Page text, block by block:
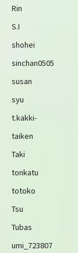
Rin
S.I
shohei
sinchan0505
susan
syu
t.kakki-
taiken
Taki
tonkatu
totoko
Tsu
Tubas
umi_723807